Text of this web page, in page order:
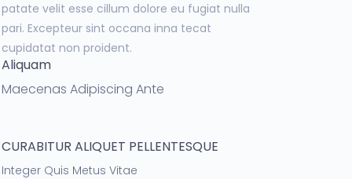
patate velit esse cillum dolore eu fugiat nulla
pari. Excepteur sint occana inna tecat
cupidatat non proident.
Aliquam
Maecenas Adipiscing Ante
CURABITUR ALIQUET PELLENTESQUE
Integer Quis Metus Vitae